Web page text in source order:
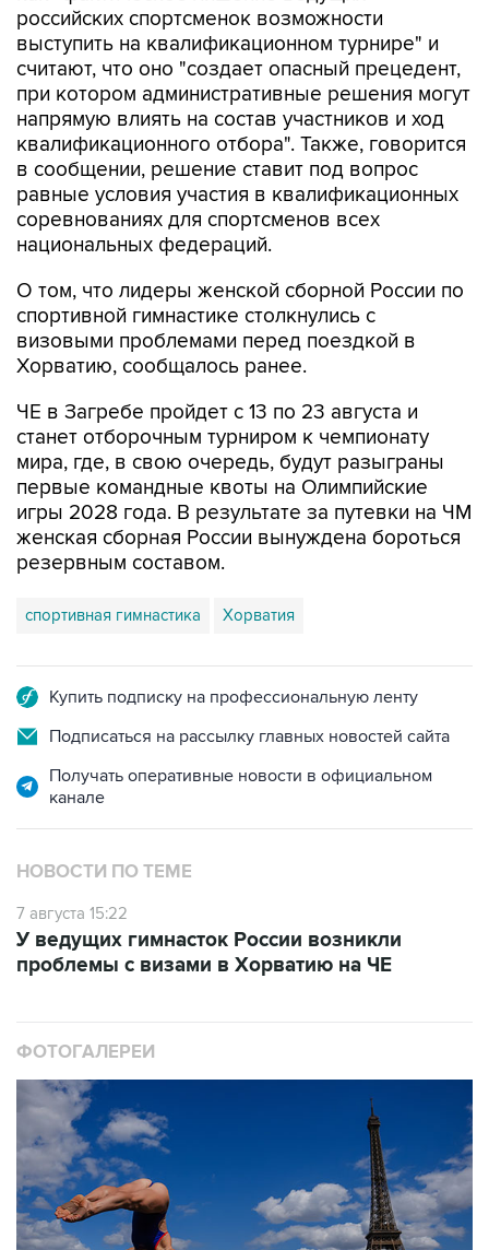
российских спортсменок возможности
выступить на квалификационном турнире" и
считают, что оно "создает опасный прецедент,
при котором административные решения могут
напрямую влиять на состав участников и ход
квалификационного отбора". Также, говорится
в сообщении, решение ставит под вопрос
равные условия участия в квалификационных
соревнованиях для спортсменов всех
национальных федераций.
О том, что лидеры женской сборной России по
спортивной гимнастике столкнулись с
визовыми проблемами перед поездкой в
Хорватию, сообщалось ранее.
ЧЕ в Загребе пройдет с 13 по 23 августа и
станет отборочным турниром к чемпионату
мира, где, в свою очередь, будут разыграны
первые командные квоты на Олимпийские
игры 2028 года. В результате за путевки на ЧМ
женская сборная России вынуждена бороться
резервным составом.
спортивная гимнастика Хорватия
Купить подписку на профессиональную ленту
Подписаться на рассылку главных новостей сайта
Получать оперативные новости в официальном
канале
НОВОСТИ ПО ТЕМЕ
7 августа 15:22
У ведущих гимнасток России возникли
проблемы с визами в Хорватию на ЧЕ
ФОТОГАЛЕРЕИ